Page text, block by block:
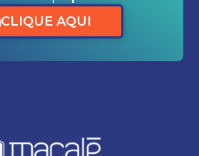
CLIQUE AQUI